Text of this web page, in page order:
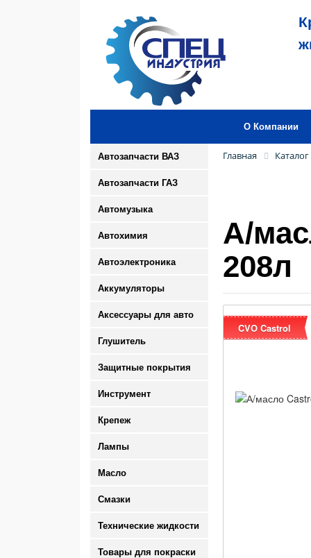
О Компании
Автозапчасти ВАЗ
Автозапчасти ГАЗ
Автомузыка
Автохимия
Автоэлектроника
Аккумуляторы
Аксессуары для авто
Глушитель
Защитные покрытия
Инструмент
Крепеж
Лампы
Масло
Смазки
Технические жидкости
Товары для покраски
Главная Каталог
А/
208л
CVO Castrol